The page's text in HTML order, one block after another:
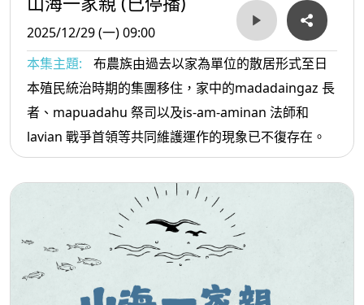
2025/12/29 (一) 09:00
本集主題:
布農族由過去以家為單位的散居形式至日
本殖民統治時期的集團移住，家中的madadaingaz 長
者、mapuadahu 祭司以及is-am-aminan 法師和
lavian 戰爭首領等共同維護運作的現象已不復存在。